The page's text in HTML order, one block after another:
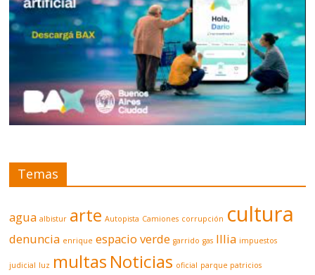
Temas
agua albistur arte Autopista Camiones corrupción cultura
denuncia enrique espacio verde garrido gas Illia impuestos
judicial luz multas Noticias oficial parque patricios